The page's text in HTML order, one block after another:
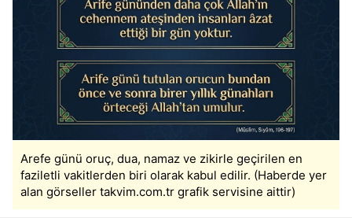
Arefe günü oruç, dua, namaz ve zikirle geçirilen en
faziletli vakitlerden biri olarak kabul edilir. (Haberde yer
alan görseller takvim.com.tr grafik servisine aittir)